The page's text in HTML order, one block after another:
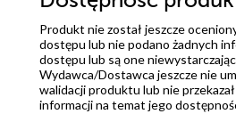
Produkt nie został jeszcze
dostępu lub nie podano żadnych
dostępu lub są one
Wydawca/Dostawca jeszcze nie
walidacji produktu lub nie
informacji na temat jego